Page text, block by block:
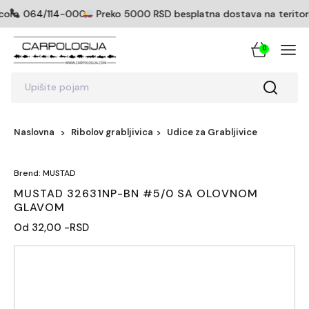
064/114-0005Preko 5000 RSD besplatna dostava na
Upišite pojam
0
Naslovna Ribolov grabljivica Udice za Grabljivice
Brend: MUSTAD
MUSTAD 32631NP-BN #5/0 SA OLOVNOM
GLAVOM
Od 32,00 -RSD